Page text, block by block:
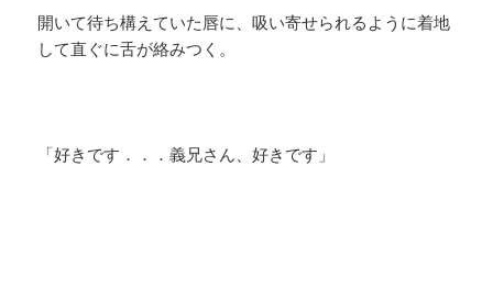
開いて待ち構えていた唇に、吸い寄せられるように着地
して直ぐに舌が絡みつく。
「好きです．．．義兄さん、好きです」